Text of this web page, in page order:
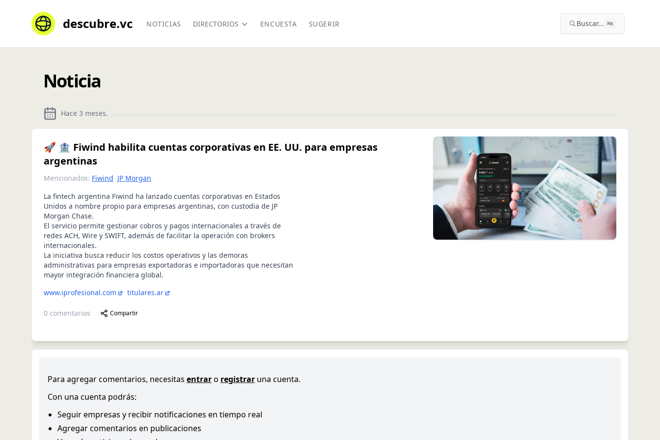
descubre.vc NOTICIAS DIRECTORIOS ENCUESTA SUGERIR Buscar... ⌘K
Noticia
Hace 3 meses.
🚀 🏦 Fiwind habilita cuentas corporativas en EE. UU. para empresas
argentinas
Mencionados: Fiwind JP Morgan
La fintech argentina Fiwind ha lanzado cuentas corporativas en Estados
Unidos a nombre propio para empresas argentinas, con custodia de JP
Morgan Chase.
El servicio permite gestionar cobros y pagos internacionales a través de
redes ACH, Wire y SWIFT, además de facilitar la operación con brokers
internacionales.
La iniciativa busca reducir los costos operativos y las demoras
administrativas para empresas exportadoras e importadoras que necesitan
mayor integración financiera global.
www.iprofesional.com
titulares.ar
0 comentarios Compartir
Para agregar comentarios, necesitas entraro registrar una cuenta.
Con una cuenta podrás:
Seguir empresas y recibir notificaciones en tiempo real
Agregar comentarios en publicaciones